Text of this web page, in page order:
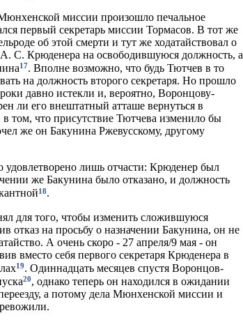
миссии произошло печальное
первый секретарь миссии Тормасов. В тот же
об этой смерти и тут же ходатайствовал о
А. С. Крюденера на освободившуюся должность, а
17. Вполне возможно, что будь Тютчев в то
на должность второго секретаря. Но прошло
давно истекли и, вероятно, Воронцову-
ли его внештатный атташе вернуться в
том, что присутствие Тютчева изменило бы
же он Бакунина Ржевусскому, другому
лишь отчасти: Крюденер был
же Бакунина было отказано, и должность
18.
для того, чтобы изменить сложившуюся
отказ на просьбу о назначении Бакунина, он не
А очень скоро - 27 апреля/9 мая - он
вместо себя первого секретаря Крюденера в
19. Одиннадцать месяцев спустя Воронцов-
20, однако теперь он находился в ожидании
а потому дела Мюнхенской миссии и